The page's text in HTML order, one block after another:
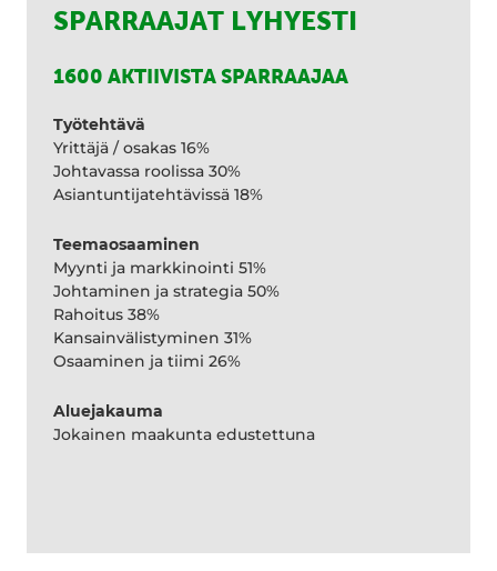
SPARRAAJAT LYHYESTI
1600 AKTIIVISTA SPARRAAJAA
Työtehtävä
Yrittäjä / osakas 16%
Johtavassa roolissa 30%
Asiantuntijatehtävissä 18%
Teemaosaaminen
Myynti ja markkinointi 51%
Johtaminen ja strategia 50%
Rahoitus 38%
Kansainvälistyminen 31%
Osaaminen ja tiimi 26%
Aluejakauma
Jokainen maakunta edustettuna